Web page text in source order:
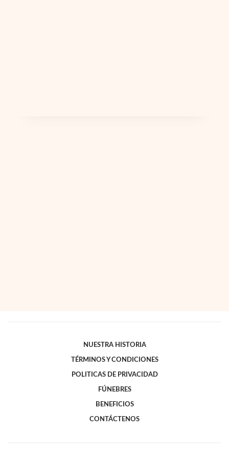
NUESTRA HISTORIA
TÉRMINOS Y CONDICIONES
POLITICAS DE PRIVACIDAD
FÚNEBRES
BENEFICIOS
CONTÁCTENOS